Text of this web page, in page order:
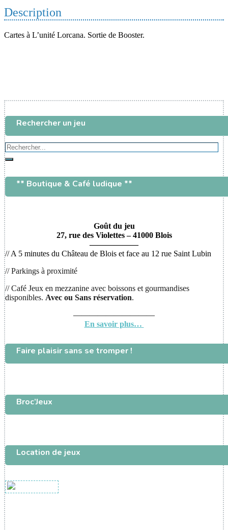
Description
Cartes à L’unité Lorcana. Sortie de Booster.
Rechercher un jeu
Rechercher...
Rechercher
** Boutique & Café ludique **
Goût du jeu
27, rue des Violettes – 41000 Blois
——————
// A 5 minutes du Château de Blois et face au 12 rue Saint Lubin
// Parkings à proximité
// Café Jeux en mezzanine avec boissons et gourmandises
disponibles. Avec ou Sans réservation.
——————————
En savoir plus…
Faire plaisir sans se tromper !
Broc’Jeux
Location de jeux